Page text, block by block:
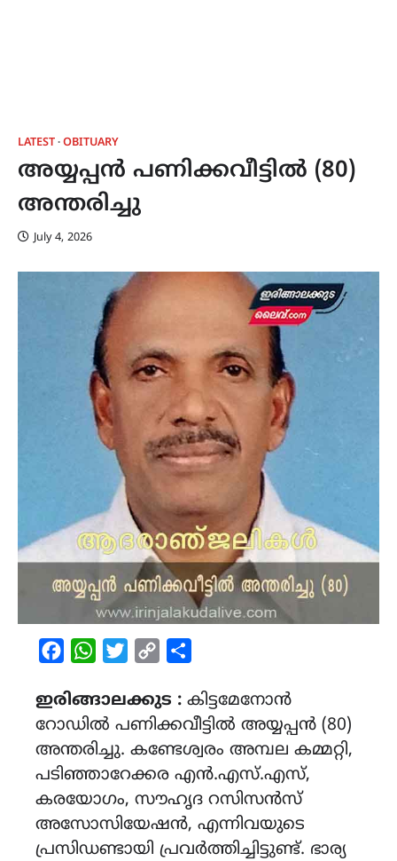
LATEST OBITUARY
അയ്യപ്പൻ പണിക്കവീട്ടിൽ (80)
അന്തരിച്ചു
July 4, 2026
FacebookWhatsAppTwitterCopy
ഇരിങ്ങാലക്കുട : കിട്ടമേനോൻ
റോഡിൽ പണിക്കവീട്ടിൽ അയ്യപ്പൻ (80)
അന്തരിച്ചു. കണ്ടേശ്വരം അമ്പല കമ്മറ്റി,
പടിഞ്ഞാറേക്കര എൻ.എസ്.എസ്,
കരയോഗം, സൗഹൃദ റസിസൻസ്
അസോസിയേഷൻ, എന്നിവയുടെ
പ്രസിഡണ്ടായി പ്രവർത്തിച്ചിട്ടുണ്ട്. ഭാര്യ